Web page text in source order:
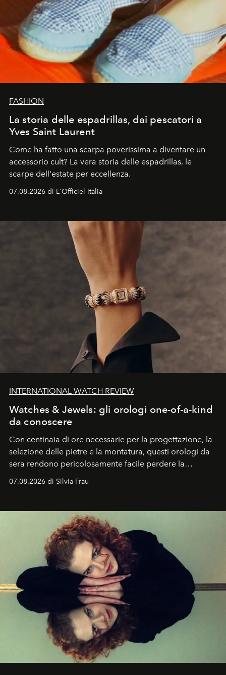
FASHION
La storia delle espadrillas, dai pescatori a
Yves Saint Laurent
Come ha fatto una scarpa poverissima a diventare un
accessorio cult? La vera storia delle espadrillas, le
scarpe dell'estate per eccellenza.
07.08.2026 di L'Officiel Italia
INTERNATIONAL WATCH REVIEW
Watches & Jewels: gli orologi one-of-a-kind
da conoscere
Con centinaia di ore necessarie per la progettazione, la
selezione delle pietre e la montatura, questi orologi da
sera rendono pericolosamente facile perdere la
07.08.2026 di Silvia Frau